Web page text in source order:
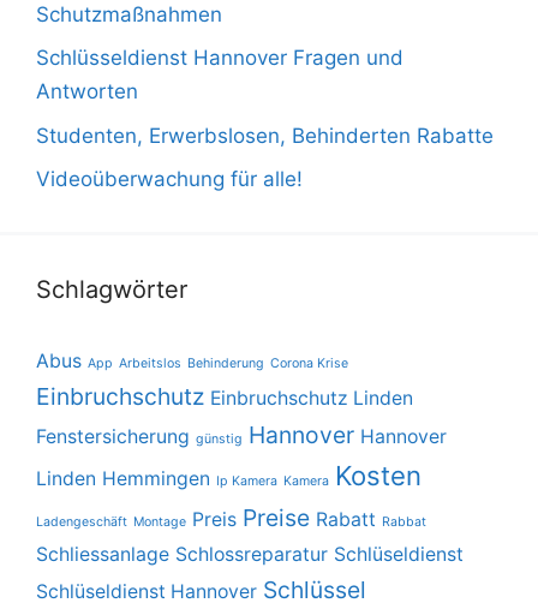
Schutzmaßnahmen
Schlüsseldienst Hannover Fragen und
Antworten
Studenten, Erwerbslosen, Behinderten Rabatte
Videoüberwachung für alle!
Schlagwörter
Abus App Arbeitslos Behinderung Corona Krise
Einbruchschutz Einbruchschutz Linden
Fenstersicherung günstig Hannover Hannover
Linden Hemmingen Ip Kamera Kamera Kosten
Ladengeschäft Montage Preis Preise Rabatt Rabbat
Schliessanlage Schlossreparatur Schlüseldienst
Schlüseldienst Hannover Schlüssel